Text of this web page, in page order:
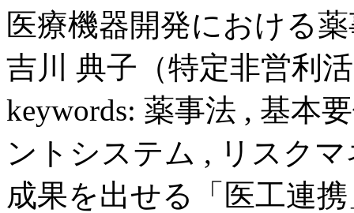
医療機器開発における
吉川 典子（特定非営利
keywords: 薬事法 , 基本
ントシステム , リスク
成果を出せる「医工連